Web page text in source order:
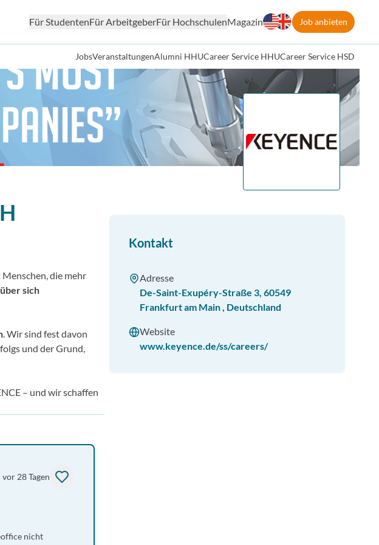
Für StudentenFür ArbeitgeberFür HochschulenMagazin Job anbieten
JobsVeranstaltungenAlumni HHUCareer Service HHUCareer Service HSD
die mehr
über sich
. Wir sind fest davon
und der Grund,
– und wir schaffen
vor 28 Tagen
nicht
Kontakt
Adresse
De-Saint-Exupéry-Straße 3, 60549
Frankfurt am Main, Deutschland
Website
www.keyence.de/ss/careers/